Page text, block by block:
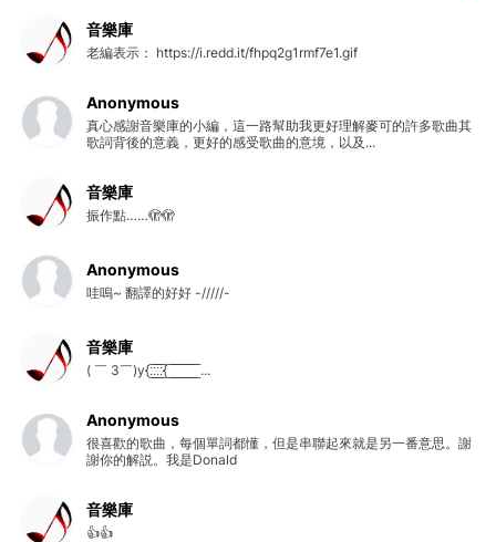
音樂庫
老編表示： https://i.redd.it/fhpq2g1rmf7e1.gif
Anonymous
真心感謝音樂庫的小編，這一路幫助我更好理解麥可的許多歌曲其
歌詞背後的意義，更好的感受歌曲的意境，以及...
音樂庫
振作點……🫣🫣
Anonymous
哇嗚~ 翻譯的好好 -/////-
音樂庫
( ￣ 3￣)y{:̲̅:̲̅:̲̅:̲̅{ ̲̅ ̲̅ ̲̅ ̲̅ ̲̅ ̲̅ ̲̅ ̲̅ ̲̅ ...
Anonymous
很喜歡的歌曲，每個單詞都懂，但是串聯起來就是另一番意思。謝
謝你的解説。我是Donald
音樂庫
👍👍